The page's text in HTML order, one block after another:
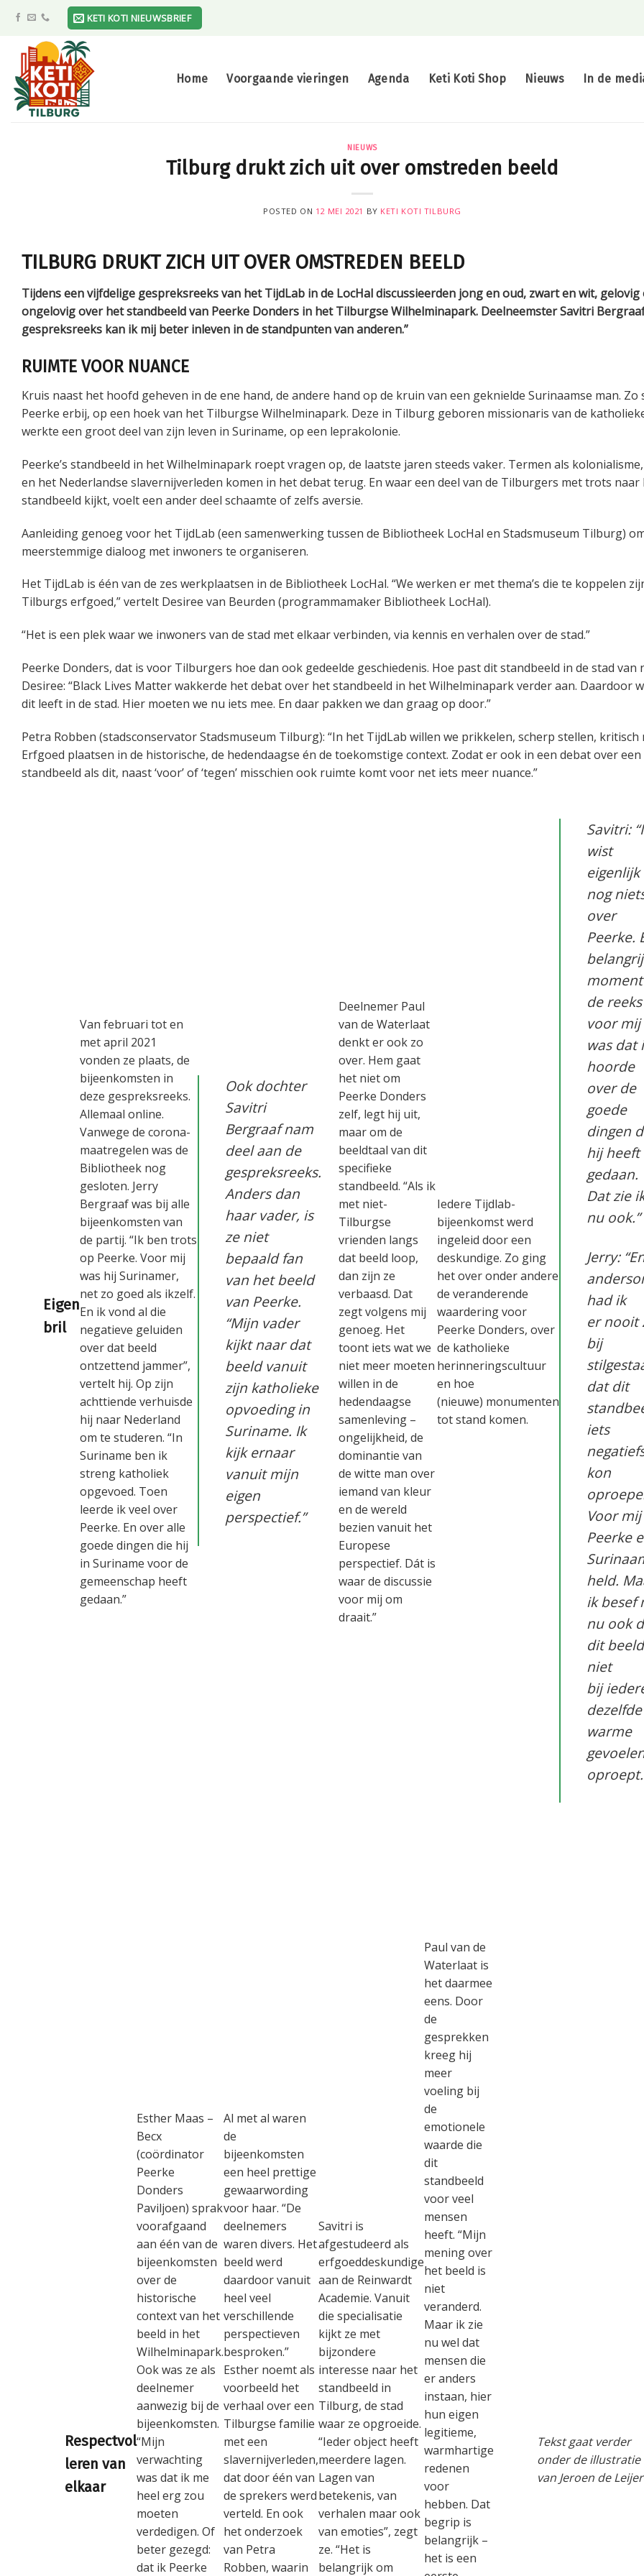
content
KETI KOTI NIEUWSBRIEF
Home Voorgaande vieringen Agenda Keti Koti Shop Nieuws In de
NIEUWS
Tilburg drukt zich uit over omstreden beeld
POSTED ON 12 MEI 2021 BY KETI KOTI TILBURG
TILBURG DRUKT ZICH UIT OVER OMSTREDEN BEELD
Tijdens een vijfdelige gespreksreeks van het TijdLab in de LocHal discussieerden jong en oud, zwart en wit, gelovig
ongelovig over het standbeeld van Peerke Donders in het Tilburgse Wilhelminapark. Deelneemster Savitri
gespreksreeks kan ik mij beter inleven in de standpunten van anderen.”
RUIMTE VOOR NUANCE
Kruis naast het hoofd geheven in de ene hand, de andere hand op de kruin van een geknielde Surinaamse man. Zo
Peerke erbij, op een hoek van het Tilburgse Wilhelminapark. Deze in Tilburg geboren missionaris van de
werkte een groot deel van zijn leven in Suriname, op een leprakolonie.
Peerke’s standbeeld in het Wilhelminapark roept vragen op, de laatste jaren steeds vaker. Termen als
en het Nederlandse slavernijverleden komen in het debat terug. En waar een deel van de Tilburgers met trots naar
standbeeld kijkt, voelt een ander deel schaamte of zelfs aversie.
Aanleiding genoeg voor het TijdLab (een samenwerking tussen de Bibliotheek LocHal en Stadsmuseum Tilburg)
meerstemmige dialoog met inwoners te organiseren.
Het TijdLab is één van de zes werkplaatsen in de Bibliotheek LocHal. “We werken er met thema’s die te koppelen
Tilburgs erfgoed,” vertelt Desiree van Beurden (programmamaker Bibliotheek LocHal).
“Het is een plek waar we inwoners van de stad met elkaar verbinden, via kennis en verhalen over de stad.”
Peerke Donders, dat is voor Tilburgers hoe dan ook gedeelde geschiedenis. Hoe past dit standbeeld in de stad van
Desiree: “Black Lives Matter wakkerde het debat over het standbeeld in het Wilhelminapark verder aan. Daardoor
dit leeft in de stad. Hier moeten we nu iets mee. En daar pakken we dan graag op door.”
Petra Robben (stadsconservator Stadsmuseum Tilburg): “In het TijdLab willen we prikkelen, scherp stellen, kritisch
Erfgoed plaatsen in de historische, de hedendaagse én de toekomstige context. Zodat er ook in een debat over een
standbeeld als dit, naast ‘voor’ of ‘tegen’ misschien ook ruimte komt voor net iets meer nuance.”
Eigen
bril
Van februari tot en
met april 2021
vonden ze plaats, de
bijeenkomsten in
deze gespreksreeks.
Allemaal online.
Vanwege de corona-
maatregelen was de
Bibliotheek nog
gesloten. Jerry
Bergraaf was bij alle
bijeenkomsten van
de partij. “Ik ben trots
op Peerke. Voor mij
was hij Surinamer,
net zo goed als ikzelf.
En ik vond al die
negatieve geluiden
over dat beeld
ontzettend jammer”,
vertelt hij. Op zijn
achttiende verhuisde
hij naar Nederland
om te studeren. “In
Suriname ben ik
streng katholiek
opgevoed. Toen
leerde ik veel over
Peerke. En over alle
goede dingen die hij
in Suriname voor de
gemeenschap heeft
gedaan.”
Ook dochter
Savitri
Bergraaf nam
deel aan de
gespreksreeks.
Anders dan
haar vader, is
ze niet
bepaald fan
van het beeld
van Peerke.
“Mijn vader
kijkt naar dat
beeld vanuit
zijn katholieke
opvoeding in
Suriname. Ik
kijk ernaar
vanuit mijn
eigen
perspectief.”
Deelnemer Paul
van de Waterlaat
denkt er ook zo
over. Hem gaat
het niet om
Peerke Donders
zelf, legt hij uit,
maar om de
beeldtaal van dit
specifieke
standbeeld. “Als ik
met niet-
Tilburgse
vrienden langs
dat beeld loop,
dan zijn ze
verbaasd. Dat
zegt volgens mij
genoeg. Het
toont iets wat we
niet meer moeten
willen in de
hedendaagse
samenleving –
ongelijkheid, de
dominantie van
de witte man over
iemand van kleur
en de wereld
bezien vanuit het
Europese
perspectief. Dát is
waar de discussie
voor mij om
draait.”
Iedere Tijdlab-
bijeenkomst werd
ingeleid door een
deskundige. Zo ging
het over onder andere
de veranderende
waardering voor
Peerke Donders, over
de katholieke
herinneringscultuur
en hoe
(nieuwe) monumenten
tot stand komen.
Savitri:
wist
eigenlijk
nog
over
Peerke.
de reeks
voor mij
was dat
hoorde
over de
goede
dingen
hij heeft
gedaan.
Dat zie
nu ook.”
Jerry:
had ik
er nooit
bij
dat dit
iets
kon
Voor
Peerke
held.
ik besef
nu ook
dit beeld
niet
bij
dezelfde
warme
Respectvol
leren van
elkaar
Esther Maas –
Becx
(coördinator
Peerke
Donders
Paviljoen) sprak
voorafgaand
aan één van de
bijeenkomsten
over de
historische
context van het
beeld in het
Wilhelminapark.
Ook was ze als
deelnemer
aanwezig bij de
bijeenkomsten.
“Mijn
verwachting
was dat ik me
heel erg zou
moeten
verdedigen. Of
beter gezegd:
dat ik Peerke
Al met al waren
de
bijeenkomsten
een heel prettige
gewaarwording
voor haar. “De
deelnemers
waren divers. Het
beeld werd
daardoor vanuit
heel veel
verschillende
perspectieven
besproken.”
Esther noemt als
voorbeeld het
verhaal over een
Tilburgse familie
met een
slavernijverleden,
dat door één van
de sprekers werd
verteld. En ook
het onderzoek
van Petra
Robben, waarin
Savitri is
afgestudeerd als
erfgoeddeskundige
aan de Reinwardt
Academie. Vanuit
die specialisatie
kijkt ze met
bijzondere
interesse naar het
standbeeld in
Tilburg, de stad
waar ze opgroeide.
“Ieder object heeft
meerdere lagen.
Lagen van
betekenis, van
verhalen maar ook
van emoties”, zegt
ze. “Het is
belangrijk om
Paul van de
Waterlaat is
het daarmee
eens. Door
de
gesprekken
kreeg hij
meer
voeling bij
de
emotionele
waarde die
dit
standbeeld
voor veel
mensen
heeft. “Mijn
mening over
het beeld is
niet
veranderd.
Maar ik zie
nu wel dat
mensen die
er anders
instaan, hier
hun eigen
legitieme,
warmhartige
redenen
voor
hebben. Dat
begrip is
belangrijk –
het is een
Tekst gaat verder
onder de illustratie
van Jeroen de Leijer